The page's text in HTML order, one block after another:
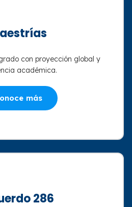
con proyección global y
académica.
más
286